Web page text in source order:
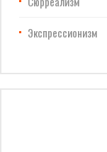
Экспрессионизм